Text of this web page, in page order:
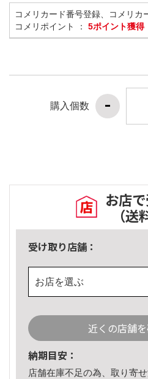
コメリカード番号登録、コメリカ
コメリポイント ： 5ポイント獲得
購入個数
お店
（送
受け取り店舗：
お店を選ぶ
近くの店舗
納期目安：
店舗在庫不足の為、取り寄せ